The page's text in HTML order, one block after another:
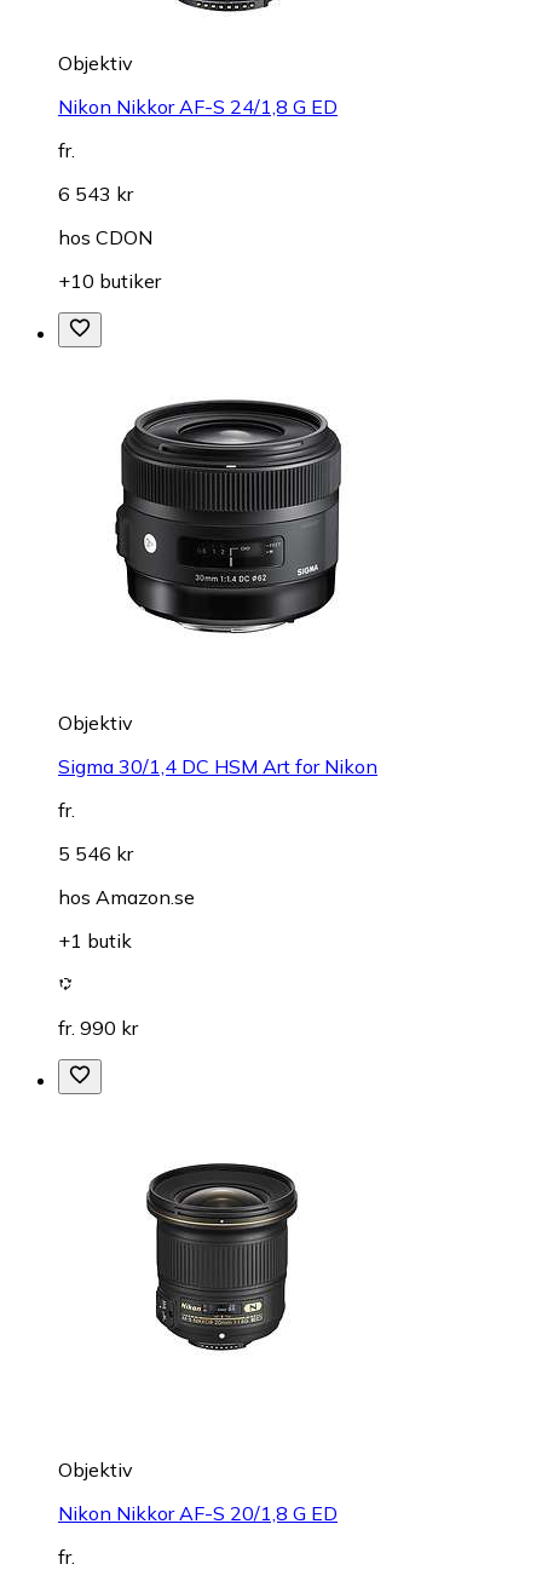
Objektiv
Nikon Nikkor AF-S 24/1,8 G ED
fr.
6 543 kr
hos CDON
+10 butiker
Objektiv
Sigma 30/1,4 DC HSM Art for Nikon
fr.
5 546 kr
hos Amazon.se
+1 butik
fr. 990 kr
Objektiv
Nikon Nikkor AF-S 20/1,8 G ED
fr.